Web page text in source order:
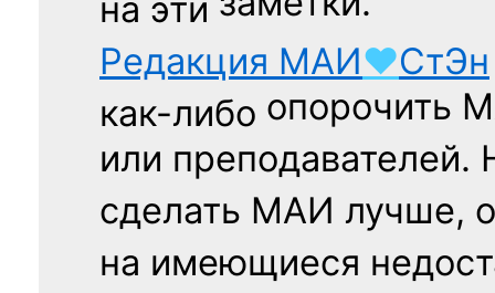
на эти
Редакция МАИ♥СтЭн
как-либо опорочить
или
сделать МАИ лучше,
на имеющиеся